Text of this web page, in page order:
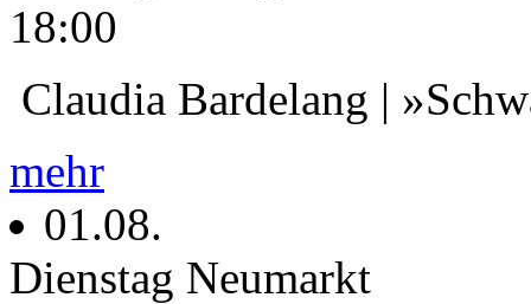
18:00
Claudia Bardelang |
mehr
01.08.
Dienstag Neumarkt